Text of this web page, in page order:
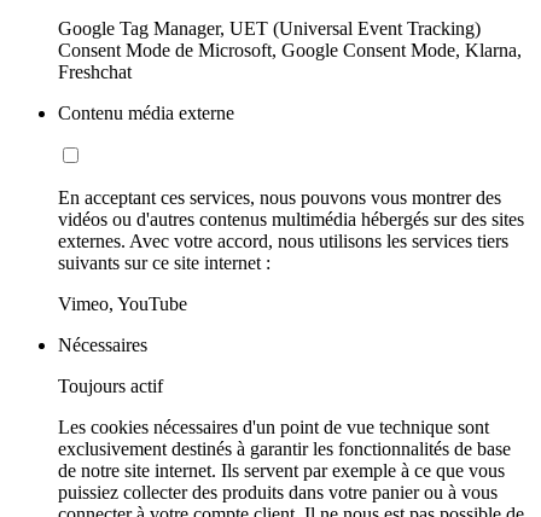
Google Tag Manager, UET (Universal Event Tracking)
Consent Mode de Microsoft, Google Consent Mode, Klarna,
Freshchat
Contenu média externe
En acceptant ces services, nous pouvons vous montrer des
vidéos ou d'autres contenus multimédia hébergés sur des sites
externes. Avec votre accord, nous utilisons les services tiers
suivants sur ce site internet :
Vimeo, YouTube
Nécessaires
Toujours actif
Les cookies nécessaires d'un point de vue technique sont
exclusivement destinés à garantir les fonctionnalités de base
de notre site internet. Ils servent par exemple à ce que vous
puissiez collecter des produits dans votre panier ou à vous